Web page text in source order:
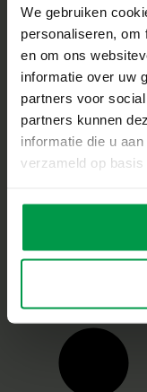
We gebruiken
personaliseren, om
en om ons
informatie over uw
partners voor
partners kunnen
informatie die u
verzameld op